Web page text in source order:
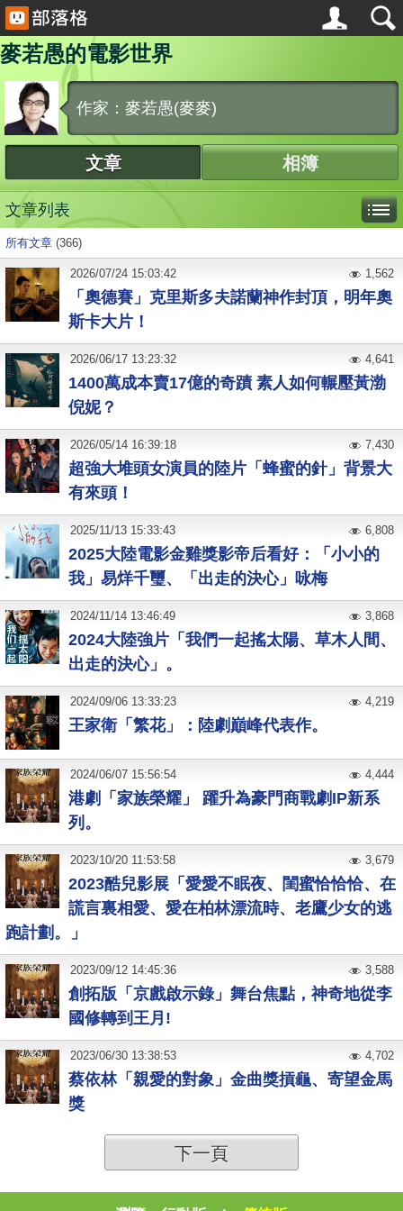
麥若愚的電影世界
作家：麥若愚(麥麥)
文章 相簿
文章列表
所有文章 (366)
「奧德賽」克里斯多夫諾蘭神作封頂，明年奧
斯卡大片！
2026/07/24 15:03:42 1,562
1400萬成本賣17億的奇蹟 素人如何輾壓黃渤
倪妮？
2026/06/17 13:23:32 4,641
超強大堆頭女演員的陸片「蜂蜜的針」背景大
有來頭！
2026/05/14 16:39:18 7,430
2025大陸電影金雞獎影帝后看好：「小小的
我」易烊千璽、「出走的決心」咏梅
2025/11/13 15:33:43 6,808
2024大陸強片「我們一起搖太陽、草木人間、
出走的決心」。
2024/11/14 13:46:49 3,868
王家衛「繁花」：陸劇巔峰代表作。
2024/09/06 13:33:23 4,219
港劇「家族榮耀」 躍升為豪門商戰劇IP新系
列。
2024/06/07 15:56:54 4,444
2023酷兒影展「愛愛不眠夜、閨蜜恰恰恰、在
謊言裏相愛、愛在柏林漂流時、老鷹少女的逃
跑計劃。」
2023/10/20 11:53:58 3,679
創拓版「京戲啟示錄」舞台焦點，神奇地從李
國修轉到王月!
2023/09/12 14:45:36 3,588
蔡依林「親愛的對象」金曲獎摃龜、寄望金馬
獎
2023/06/30 13:38:53 4,702
下一頁